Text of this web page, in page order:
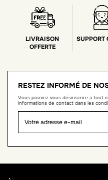
LIVRAISON
OFFERTE
SUPPORT
RESTEZ INFORMÉ DE
Vous pouvez vous désinscrire à tout
informations de contact dans les